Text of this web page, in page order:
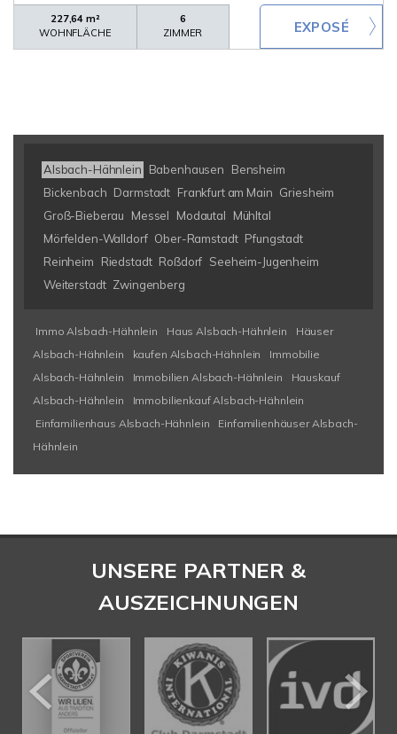
227,64 m²
WOHNFLÄCHE
6
ZIMMER
Alsbach-Hähnlein Babenhausen
Bensheim
Bickenbach Darmstadt Frankfurt am Main Griesheim
Groß-Bieberau
Messel Modautal
Mühltal
Mörfelden-Walldorf Ober-Ramstadt Pfungstadt
Reinheim
Riedstadt Roßdorf Seeheim-Jugenheim
Weiterstadt Zwingenberg
Immo Alsbach-Hähnlein Haus Alsbach-Hähnlein
Häuser
Alsbach-Hähnlein
kaufen Alsbach-Hähnlein
Immobilie
Alsbach-Hähnlein
Immobilien Alsbach-Hähnlein
Hauskauf
Alsbach-Hähnlein
Immobilienkauf Alsbach-Hähnlein
Einfamilienhaus Alsbach-Hähnlein
Einfamilienhäuser Alsbach-
Hähnlein
UNSERE PARTNER &
AUSZEICHNUNGEN